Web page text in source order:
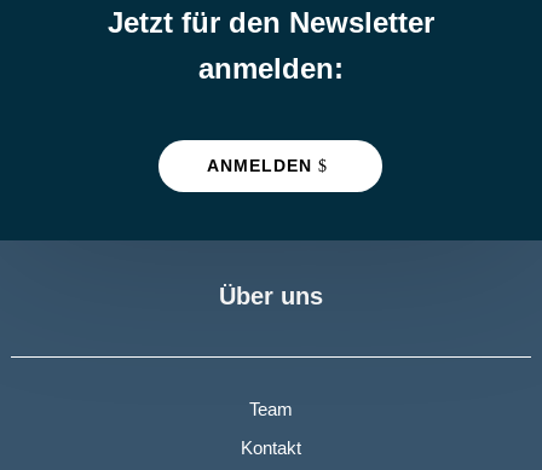
Jetzt für den Newsletter
anmelden:
ANMELDEN
Über uns
Team
Kontakt